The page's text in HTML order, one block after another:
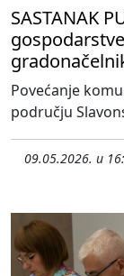
SASTANAK
Povećanje
području
09.05.2026. u